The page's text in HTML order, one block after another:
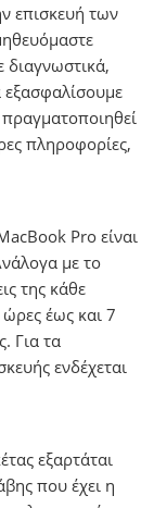
επισκευή των
διαγνωστικά,
εξασφαλίσουμε
πληροφορίες,
Pro είναι
με το
της κάθε
ώρες έως και 7
Για τα
ενδέχεται
εξαρτάται
που έχει η